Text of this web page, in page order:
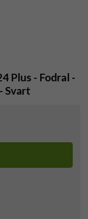
Plus - Fodral -
Svart